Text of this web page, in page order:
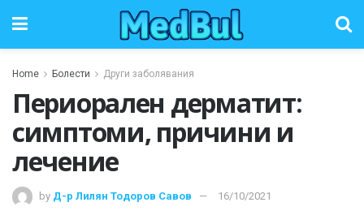
Home Болести Други заболявания
Периорален дерматит:
симптоми, причини и
лечение
by Д-р Лилян Тодоров Савов 16/10/2021